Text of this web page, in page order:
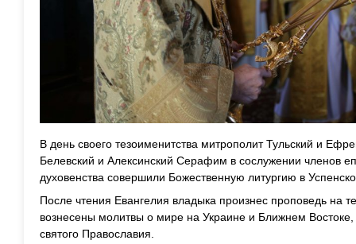
В день своего тезоименитства митрополит Тульский и
Белевский и Алексинский Серафим в сослужении членов
духовенства совершили Божественную литургию в
После чтения Евангелия владыка произнес проповедь на
вознесены молитвы о мире на Украине и Ближнем Востоке,
святого Православия.